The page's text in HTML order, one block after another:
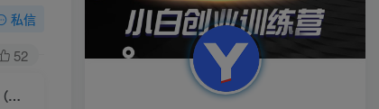
私信
52
（6237期）抖音流量大战暴利项目：一个品爆了少数几十单，多则几百上千单（原价1288）